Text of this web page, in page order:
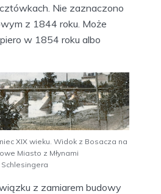
Nie zaznaczono
z 1844 roku. Może
w 1854 roku albo
XIX wieku. Widok z Bosacza na
Miasto z Młynami
Schlesingera
z zamiarem budowy